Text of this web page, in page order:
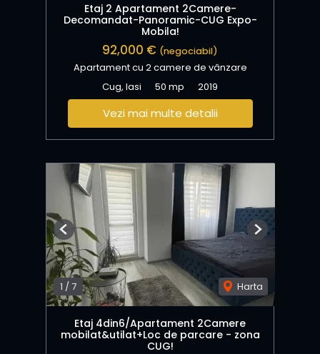
Etaj 2 Apartament 2Camere-
Decomandat-Panoramic-CUG Expo-
Mobila!
92,000 € (negociabil)
Apartament cu 2 camere de vânzare
Cug, Iasi
50 mp 2019
Vezi mai multe detalii
1 /7 Harta
Previous Next
Etaj 4din6/Apartament 2Camere
mobilat&utilat+Loc de parcare - zona
CUG!